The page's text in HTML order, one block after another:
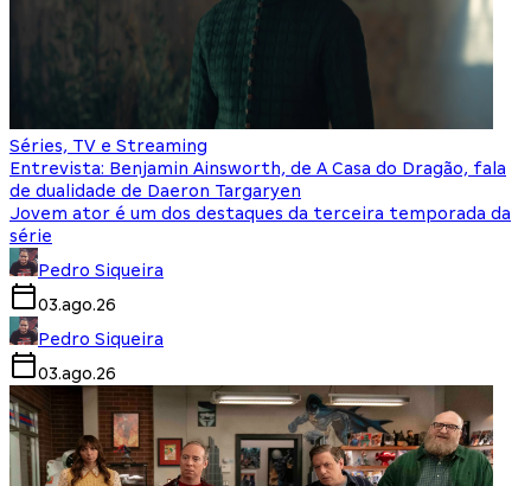
Séries, TV e Streaming
Entrevista: Benjamin Ainsworth, de A Casa do Dragão, fala
de dualidade de Daeron Targaryen
Jovem ator é um dos destaques da terceira temporada da
série
Pedro Siqueira
03.ago.26
Pedro Siqueira
03.ago.26